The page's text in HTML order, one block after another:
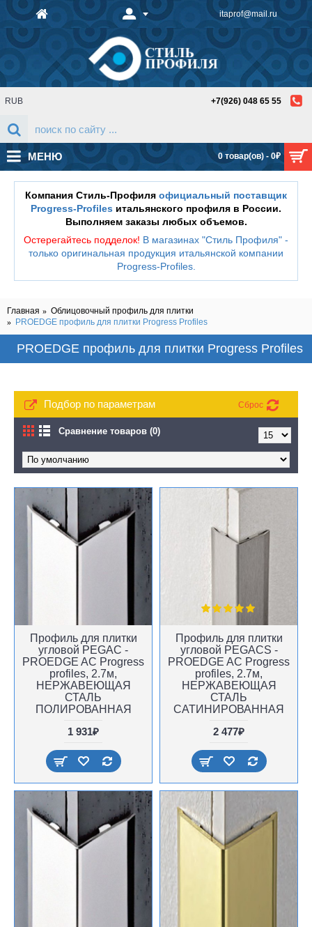
itaprof@mail.ru
0 товар(ов) - 0₽
RUB +7(926) 048 65 55
МЕНЮ
Компания Стиль-Профиля официальный поставщик
Progress-Profiles итальянского профиля в России.
Выполняем заказы любых объемов.
Остерегайтесь подделок! В магазинах "Стиль Профиля" -
только оригинальная продукция итальянской компании
Progress-Profiles.
Главная
Облицовочный профиль для плитки
PROEDGE профиль для плитки Progress Profiles
PROEDGE профиль для плитки Progress Profiles
Подбор по параметрам Сброс
Сравнение товаров (0)
Профиль для плитки
угловой PEGAC -
PROEDGE AC Progress
profiles, 2.7м,
НЕРЖАВЕЮЩАЯ
СТАЛЬ
ПОЛИРОВАННАЯ
1 931₽
Профиль для плитки
угловой PEGACS -
PROEDGE AC Progress
profiles, 2.7м,
НЕРЖАВЕЮЩАЯ
СТАЛЬ
САТИНИРОВАННАЯ
2 477₽